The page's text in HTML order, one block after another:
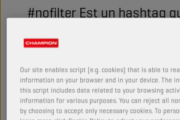
#nofilter Est un hashtag
bien sur instagram, mais
s'applique pas lorsqu'on
véhicules. Une brigade de
cachés se bat pour
l'environnement.
Our site enables script (e.g. cookies) that is able to
information on your browser and in your device. The
this script includes data related to your browsing
information for various purposes. You can reject all
by choosing to accept only necessary cookies. To